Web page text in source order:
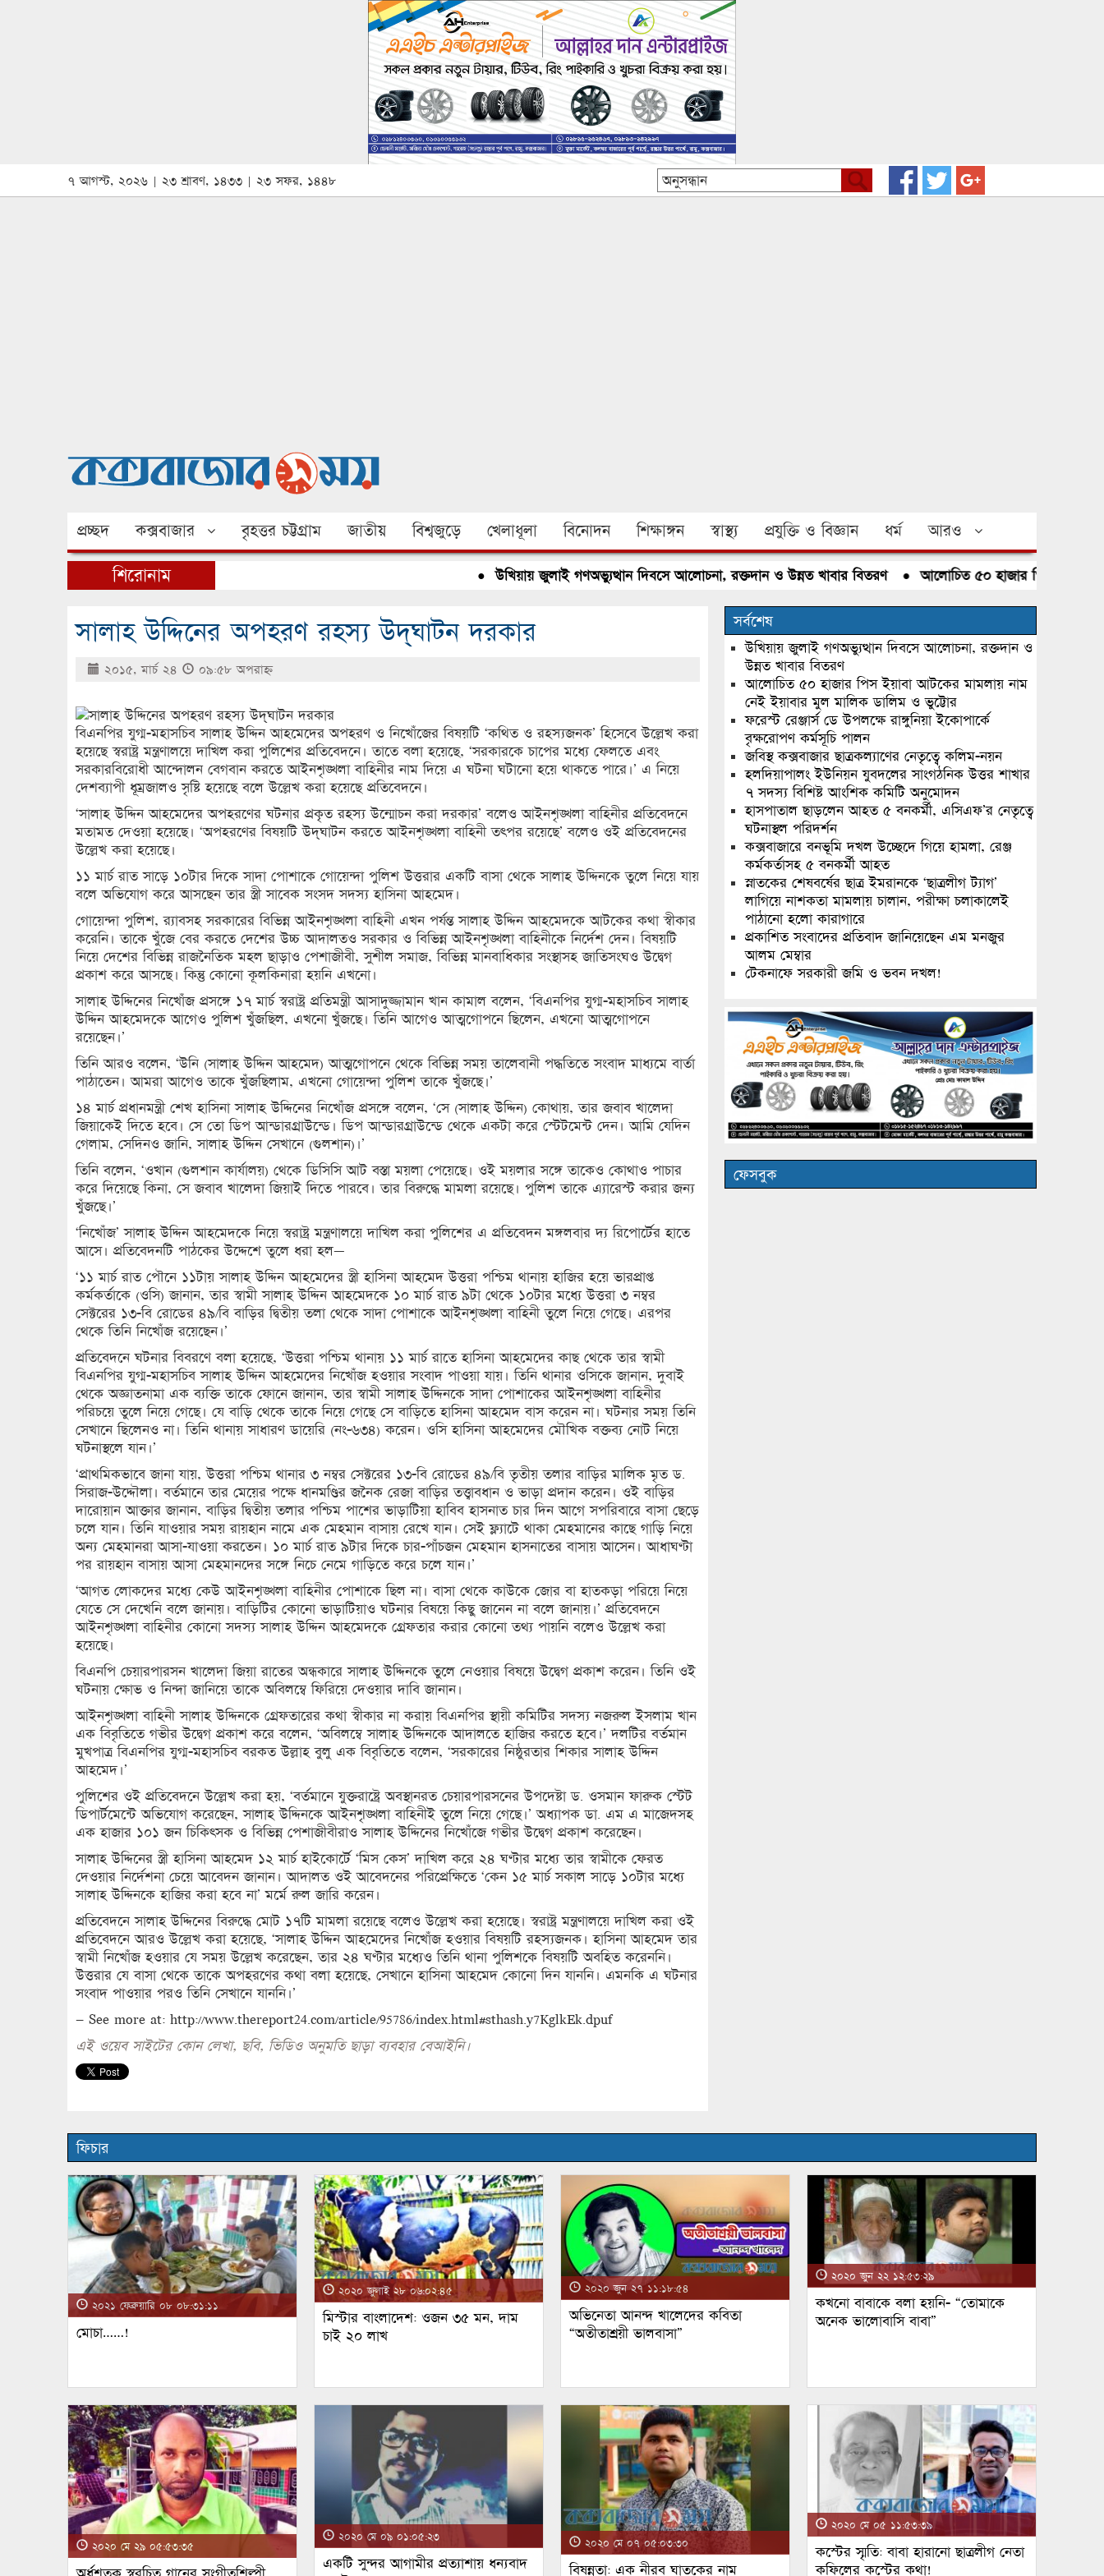
৭ আগস্ট, ২০২৬ | ২৩ শ্রাবণ, ১৪৩৩ | ২৩ সফর, ১৪৪৮
প্রচ্ছদ কক্সবাজার বৃহত্তর চট্টগ্রাম জাতীয় বিশ্বজুড়ে খেলাধূলা বিনোদন শিক্ষাঙ্গন স্বাস্থ্য প্রযুক্তি ও বিজ্ঞান ধর্ম আরও
শিরোনাম উখিয়ায় জুলাই গণঅভ্যুত্থান দিবসে আলোচনা, রক্তদান ও উন্নত খাবার বিতরণ●আলোচিত ৫০ হাজার পিস ইয়াবা আটকের
সালাহ উদ্দিনের অপহরণ রহস্য উদ্ঘাটন দরকার
২০১৫, মার্চ ২৪ ০৯:৫৮ অপরাহ্ণ
বিএনপির যুগ্ম-মহাসচিব সালাহ উদ্দিন আহমেদের অপহরণ ও নিখোঁজের বিষয়টি ‘কথিত ও রহস্যজনক’ হিসেবে উল্লেখ করা
হয়েছে স্বরাষ্ট্র মন্ত্রণালয়ে দাখিল করা পুলিশের প্রতিবেদনে। তাতে বলা হয়েছে, ‘সরকারকে চাপের মধ্যে ফেলতে এবং
সরকারবিরোধী আন্দোলন বেগবান করতে আইনশৃঙ্খলা বাহিনীর নাম দিয়ে এ ঘটনা ঘটানো হয়ে থাকতে পারে।’ এ নিয়ে
দেশব্যাপী ধূম্রজালও সৃষ্টি হয়েছে বলে উল্লেখ করা হয়েছে প্রতিবেদনে।
‘সালাহ উদ্দিন আহমেদের অপহরণের ঘটনার প্রকৃত রহস্য উন্মোচন করা দরকার’ বলেও আইনশৃঙ্খলা বাহিনীর প্রতিবেদনে
মতামত দেওয়া হয়েছে। ‘অপহরণের বিষয়টি উদ্ঘাটন করতে আইনশৃঙ্খলা বাহিনী তৎপর রয়েছে’ বলেও ওই প্রতিবেদনের
উল্লেখ করা হয়েছে।
১১ মার্চ রাত সাড়ে ১০টার দিকে সাদা পোশাকে গোয়েন্দা পুলিশ উত্তরার একটি বাসা থেকে সালাহ উদ্দিনকে তুলে নিয়ে যায়
বলে অভিযোগ করে আসছেন তার স্ত্রী সাবেক সংসদ সদস্য হাসিনা আহমেদ।
গোয়েন্দা পুলিশ, র‌্যাবসহ সরকারের বিভিন্ন আইনশৃঙ্খলা বাহিনী এখন পর্যন্ত সালাহ উদ্দিন আহমেদকে আটকের কথা স্বীকার
করেনি। তাকে খুঁজে বের করতে দেশের উচ্চ আদালতও সরকার ও বিভিন্ন আইনশৃঙ্খলা বাহিনীকে নির্দেশ দেন। বিষয়টি
নিয়ে দেশের বিভিন্ন রাজনৈতিক মহল ছাড়াও পেশাজীবী, সুশীল সমাজ, বিভিন্ন মানবাধিকার সংস্থাসহ জাতিসংঘও উদ্বেগ
প্রকাশ করে আসছে। কিন্তু কোনো কূলকিনারা হয়নি এখনো।
সালাহ উদ্দিনের নিখোঁজ প্রসঙ্গে ১৭ মার্চ স্বরাষ্ট্র প্রতিমন্ত্রী আসাদুজ্জামান খান কামাল বলেন, ‘বিএনপির যুগ্ম-মহাসচিব সালাহ
উদ্দিন আহমেদকে আগেও পুলিশ খুঁজছিল, এখনো খুঁজছে। তিনি আগেও আত্মগোপনে ছিলেন, এখনো আত্মগোপনে
রয়েছেন।’
তিনি আরও বলেন, ‘উনি (সালাহ উদ্দিন আহমেদ) আত্মগোপনে থেকে বিভিন্ন সময় তালেবানী পদ্ধতিতে সংবাদ মাধ্যমে বার্তা
পাঠাতেন। আমরা আগেও তাকে খুঁজছিলাম, এখনো গোয়েন্দা পুলিশ তাকে খুঁজছে।’
১৪ মার্চ প্রধানমন্ত্রী শেখ হাসিনা সালাহ উদ্দিনের নিখোঁজ প্রসঙ্গে বলেন, ‘সে (সালাহ উদ্দিন) কোথায়, তার জবাব খালেদা
জিয়াকেই দিতে হবে। সে তো ডিপ আন্ডারগ্রাউন্ডে। ডিপ আন্ডারগ্রাউন্ডে থেকে একটা করে স্টেটমেন্ট দেন। আমি যেদিন
গেলাম, সেদিনও জানি, সালাহ উদ্দিন সেখানে (গুলশান)।’
তিনি বলেন, ‘ওখান (গুলশান কার্যালয়) থেকে ডিসিসি আট বস্তা ময়লা পেয়েছে। ওই ময়লার সঙ্গে তাকেও কোথাও পাচার
করে দিয়েছে কিনা, সে জবাব খালেদা জিয়াই দিতে পারবে। তার বিরুদ্ধে মামলা রয়েছে। পুলিশ তাকে এ্যারেস্ট করার জন্য
খুঁজছে।’
‘নিখোঁজ’ সালাহ উদ্দিন আহমেদকে নিয়ে স্বরাষ্ট্র মন্ত্রণালয়ে দাখিল করা পুলিশের এ প্রতিবেদন মঙ্গলবার দ্য রিপোর্টের হাতে
আসে। প্রতিবেদনটি পাঠকের উদ্দেশে তুলে ধরা হল—
‘১১ মার্চ রাত পৌনে ১১টায় সালাহ উদ্দিন আহমেদের স্ত্রী হাসিনা আহমেদ উত্তরা পশ্চিম থানায় হাজির হয়ে ভারপ্রাপ্ত
কর্মকর্তাকে (ওসি) জানান, তার স্বামী সালাহ উদ্দিন আহমেদকে ১০ মার্চ রাত ৯টা থেকে ১০টার মধ্যে উত্তরা ৩ নম্বর
সেক্টরের ১৩-বি রোডের ৪৯/বি বাড়ির দ্বিতীয় তলা থেকে সাদা পোশাকে আইনশৃঙ্খলা বাহিনী তুলে নিয়ে গেছে। এরপর
থেকে তিনি নিখোঁজ রয়েছেন।’
প্রতিবেদনে ঘটনার বিবরণে বলা হয়েছে, ‘উত্তরা পশ্চিম থানায় ১১ মার্চ রাতে হাসিনা আহমেদের কাছ থেকে তার স্বামী
বিএনপির যুগ্ম-মহাসচিব সালাহ উদ্দিন আহমেদের নিখোঁজ হওয়ার সংবাদ পাওয়া যায়। তিনি থানার ওসিকে জানান, দুবাই
থেকে অজ্ঞাতনামা এক ব্যক্তি তাকে ফোনে জানান, তার স্বামী সালাহ উদ্দিনকে সাদা পোশাকের আইনশৃঙ্খলা বাহিনীর
পরিচয়ে তুলে নিয়ে গেছে। যে বাড়ি থেকে তাকে নিয়ে গেছে সে বাড়িতে হাসিনা আহমেদ বাস করেন না। ঘটনার সময় তিনি
সেখানে ছিলেনও না। তিনি থানায় সাধারণ ডায়েরি (নং-৬৩৪) করেন। ওসি হাসিনা আহমেদের মৌখিক বক্তব্য নোট নিয়ে
ঘটনাস্থলে যান।’
‘প্রাথমিকভাবে জানা যায়, উত্তরা পশ্চিম থানার ৩ নম্বর সেক্টরের ১৩-বি রোডের ৪৯/বি তৃতীয় তলার বাড়ির মালিক মৃত ড.
সিরাজ-উদ্দৌলা। বর্তমানে তার মেয়ের পক্ষে ধানমণ্ডির জনৈক রেজা বাড়ির তত্ত্বাবধান ও ভাড়া প্রদান করেন। ওই বাড়ির
দারোয়ান আক্তার জানান, বাড়ির দ্বিতীয় তলার পশ্চিম পাশের ভাড়াটিয়া হাবিব হাসনাত চার দিন আগে সপরিবারে বাসা ছেড়ে
চলে যান। তিনি যাওয়ার সময় রায়হান নামে এক মেহমান বাসায় রেখে যান। সেই ফ্ল্যাটে থাকা মেহমানের কাছে গাড়ি নিয়ে
অন্য মেহমানরা আসা-যাওয়া করতেন। ১০ মার্চ রাত ৯টার দিকে চার-পাঁচজন মেহমান হাসনাতের বাসায় আসেন। আধাঘণ্টা
পর রায়হান বাসায় আসা মেহমানদের সঙ্গে নিচে নেমে গাড়িতে করে চলে যান।’
‘আগত লোকদের মধ্যে কেউ আইনশৃঙ্খলা বাহিনীর পোশাকে ছিল না। বাসা থেকে কাউকে জোর বা হাতকড়া পরিয়ে নিয়ে
যেতে সে দেখেনি বলে জানায়। বাড়িটির কোনো ভাড়াটিয়াও ঘটনার বিষয়ে কিছু জানেন না বলে জানায়।’ প্রতিবেদনে
আইনশৃঙ্খলা বাহিনীর কোনো সদস্য সালাহ উদ্দিন আহমেদকে গ্রেফতার করার কোনো তথ্য পায়নি বলেও উল্লেখ করা
হয়েছে।
বিএনপি চেয়ারপারসন খালেদা জিয়া রাতের অন্ধকারে সালাহ উদ্দিনকে তুলে নেওয়ার বিষয়ে উদ্বেগ প্রকাশ করেন। তিনি ওই
ঘটনায় ক্ষোভ ও নিন্দা জানিয়ে তাকে অবিলম্বে ফিরিয়ে দেওয়ার দাবি জানান।
আইনশৃঙ্খলা বাহিনী সালাহ উদ্দিনকে গ্রেফতারের কথা স্বীকার না করায় বিএনপির স্থায়ী কমিটির সদস্য নজরুল ইসলাম খান
এক বিবৃতিতে গভীর উদ্বেগ প্রকাশ করে বলেন, ‘অবিলম্বে সালাহ উদ্দিনকে আদালতে হাজির করতে হবে।’ দলটির বর্তমান
মুখপাত্র বিএনপির যুগ্ম-মহাসচিব বরকত উল্লাহ বুলু এক বিবৃতিতে বলেন, ‘সরকারের নিষ্ঠুরতার শিকার সালাহ উদ্দিন
আহমেদ।’
পুলিশের ওই প্রতিবেদনে উল্লেখ করা হয়, ‘বর্তমানে যুক্তরাষ্ট্রে অবস্থানরত চেয়ারপারসনের উপদেষ্টা ড. ওসমান ফারুক স্টেট
ডিপার্টমেন্টে অভিযোগ করেছেন, সালাহ উদ্দিনকে আইনশৃঙ্খলা বাহিনীই তুলে নিয়ে গেছে।’ অধ্যাপক ডা. এম এ মাজেদসহ
এক হাজার ১০১ জন চিকিৎসক ও বিভিন্ন পেশাজীবীরাও সালাহ উদ্দিনের নিখোঁজে গভীর উদ্বেগ প্রকাশ করেছেন।
সালাহ উদ্দিনের স্ত্রী হাসিনা আহমেদ ১২ মার্চ হাইকোর্টে ‘মিস কেস’ দাখিল করে ২৪ ঘণ্টার মধ্যে তার স্বামীকে ফেরত
দেওয়ার নির্দেশনা চেয়ে আবেদন জানান। আদালত ওই আবেদনের পরিপ্রেক্ষিতে ‘কেন ১৫ মার্চ সকাল সাড়ে ১০টার মধ্যে
সালাহ উদ্দিনকে হাজির করা হবে না’ মর্মে রুল জারি করেন।
প্রতিবেদনে সালাহ উদ্দিনের বিরুদ্ধে মোট ১৭টি মামলা রয়েছে বলেও উল্লেখ করা হয়েছে। স্বরাষ্ট্র মন্ত্রণালয়ে দাখিল করা ওই
প্রতিবেদনে আরও উল্লেখ করা হয়েছে, ‘সালাহ উদ্দিন আহমেদের নিখোঁজ হওয়ার বিষয়টি রহস্যজনক। হাসিনা আহমেদ তার
স্বামী নিখোঁজ হওয়ার যে সময় উল্লেখ করেছেন, তার ২৪ ঘণ্টার মধ্যেও তিনি থানা পুলিশকে বিষয়টি অবহিত করেননি।
উত্তরার যে বাসা থেকে তাকে অপহরণের কথা বলা হয়েছে, সেখানে হাসিনা আহমেদ কোনো দিন যাননি। এমনকি এ ঘটনার
সংবাদ পাওয়ার পরও তিনি সেখানে যাননি।’
– See more at: http://www.thereport24.com/article/95786/index.html#sthash.y7KglkEk.dpuf
এই ওয়েব সাইটের কোন লেখা, ছবি, ভিডিও অনুমতি ছাড়া ব্যবহার বেআইনি।
সর্বশেষ
উখিয়ায় জুলাই গণঅভ্যুত্থান দিবসে আলোচনা, রক্তদান ও
উন্নত খাবার বিতরণ
আলোচিত ৫০ হাজার পিস ইয়াবা আটকের মামলায় নাম
নেই ইয়াবার মুল মালিক ডালিম ও ভুট্টোর
ফরেস্ট রেঞ্জার্স ডে উপলক্ষে রাঙ্গুনিয়া ইকোপার্কে
বৃক্ষরোপণ কর্মসূচি পালন
জবিস্থ কক্সবাজার ছাত্রকল্যাণের নেতৃত্বে কলিম-নয়ন
হলদিয়াপালং ইউনিয়ন যুবদলের সাংগঠনিক উত্তর শাখার
৭ সদস্য বিশিষ্ট আংশিক কমিটি অনুমোদন
হাসপাতাল ছাড়লেন আহত ৫ বনকর্মী, এসিএফ’র নেতৃত্বে
ঘটনাস্থল পরিদর্শন
কক্সবাজারে বনভূমি দখল উচ্ছেদে গিয়ে হামলা, রেঞ্জ
কর্মকর্তাসহ ৫ বনকর্মী আহত
স্নাতকের শেষবর্ষের ছাত্র ইমরানকে ‘ছাত্রলীগ ট্যাগ’
লাগিয়ে নাশকতা মামলায় চালান, পরীক্ষা চলাকালেই
পাঠানো হলো কারাগারে
প্রকাশিত সংবাদের প্রতিবাদ জানিয়েছেন এম মনজুর
আলম মেম্বার
টেকনাফে সরকারী জমি ও ভবন দখল!
ফেসবুক
ফিচার
২০২১ ফেব্রুয়ারি ০৮ ০৮:৩১:১১
মোচা……!
২০২০ জুলাই ২৮ ০৬:০২:৪৫
মিস্টার বাংলাদেশ: ওজন ৩৫ মন, দাম
চাই ২০ লাখ
২০২০ জুন ২৭ ১১:১৮:৫৪
অভিনেতা আনন্দ খালেদের কবিতা
“অতীতাশ্রয়ী ভালবাসা”
২০২০ জুন ২২ ১২:৫৩:২৯
কখনো বাবাকে বলা হয়নি- “তোমাকে
অনেক ভালোবাসি বাবা”
২০২০ মে ২৯ ০৫:৫৩:৩৫
২০২০ মে ০৯ ০১:০৫:২৩
একটি সুন্দর আগামীর প্রত্যাশায় ধন্যবাদ
২০২০ মে ০৭ ০৫:০৩:৩০
বিষন্নতা: এক নীরব ঘাতকের নাম
২০২০ মে ০৫ ১১:৫৩:৩৯
কস্টের স্মৃতি: বাবা হারানো ছাত্রলীগ নেতা
কফিলের কস্টের কথা!